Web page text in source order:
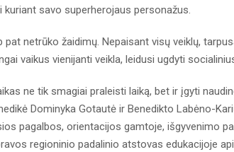
savo superherojaus personažus.
netrūko žaidimų. Nepaisant visų veiklų,
vaikus vienijanti veikla, leidusi ugdyti
ne tik smagiai praleisti laiką, bet ir įgyti
Dominyka Gotautė ir Benedikto Labėno-
pagalbos, orientacijos gamtoje, išgyvenimo
regioninio padalinio atstovas edukacijoje